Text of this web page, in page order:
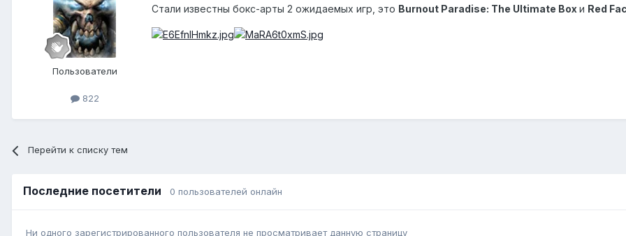
Пользователи
822
Стали известны бокс-арты 2 ожидаемых игр, это Burnout Paradise: The Ultimate Box и Red
Перейти к списку тем
Последние посетители 0 пользователей онлайн
Ни одного зарегистрированного пользователя не просматривает данную страницу